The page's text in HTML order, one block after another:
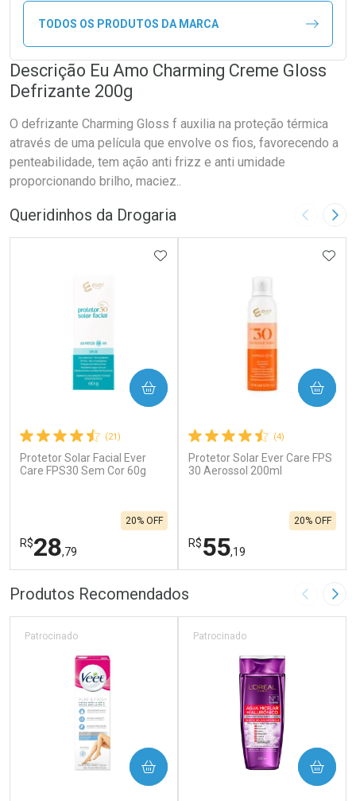
TODOS OS PRODUTOS DA MARCA
Descrição Eu Amo Charming Creme Gloss
Defrizante 200g
O defrizante Charming Gloss f auxilia na proteção térmica
através de uma película que envolve os fios, favorecendo a
penteabilidade, tem ação anti frizz e anti umidade
proporcionando brilho, maciez..
Queridinhos da Drogaria Imagem
(21)
Protetor Solar Facial Ever
Care FPS30 Sem Cor 60g
R$28,79
20% OFF
ADICIONAR AOS FAVORITOS
COMPRAR
FECHAR
Laboratório
FECHAR
Por Menos
(4)
Protetor Solar Ever Care FPS
30 Aerossol 200ml
R$55,19
20% OFF
COMPRAR
Laboratório
Por Menos
Produtos Recomendados Imagem
Patrocinado
COMPRAR
Patrocinado
COMPRAR